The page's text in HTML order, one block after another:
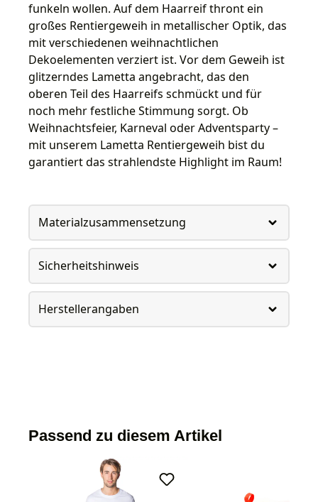
funkeln wollen. Auf dem Haarreif thront ein
großes Rentiergeweih in metallischer Optik, das
mit verschiedenen weihnachtlichen
Dekoelementen verziert ist. Vor dem Geweih ist
glitzerndes Lametta angebracht, das den
oberen Teil des Haarreifs schmückt und für
noch mehr festliche Stimmung sorgt. Ob
Weihnachtsfeier, Karneval oder Adventsparty –
mit unserem Lametta Rentiergeweih bist du
garantiert das strahlendste Highlight im Raum!
Materialzusammensetzung
Sicherheitshinweis
Herstellerangaben
Passend zu diesem Artikel